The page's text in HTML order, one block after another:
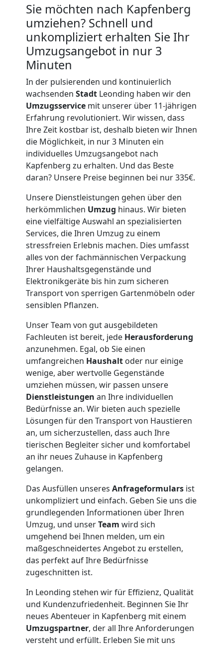
Sie möchten nach Kapfenberg
umziehen? Schnell und
unkompliziert erhalten Sie Ihr
Umzugsangebot in nur 3
Minuten
In der pulsierenden und kontinuierlich
wachsenden Stadt Leonding haben wir den
Umzugsservice mit unserer über 11-jährigen
Erfahrung revolutioniert. Wir wissen, dass
Ihre Zeit kostbar ist, deshalb bieten wir Ihnen
die Möglichkeit, in nur 3 Minuten ein
individuelles Umzugsangebot nach
Kapfenberg zu erhalten. Und das Beste
daran? Unsere Preise beginnen bei nur 335€.
Unsere Dienstleistungen gehen über den
herkömmlichen Umzug hinaus. Wir bieten
eine vielfältige Auswahl an spezialisierten
Services, die Ihren Umzug zu einem
stressfreien Erlebnis machen. Dies umfasst
alles von der fachmännischen Verpackung
Ihrer Haushaltsgegenstände und
Elektronikgeräte bis hin zum sicheren
Transport von sperrigen Gartenmöbeln oder
sensiblen Pflanzen.
Unser Team von gut ausgebildeten
Fachleuten ist bereit, jede Herausforderung
anzunehmen. Egal, ob Sie einen
umfangreichen Haushalt oder nur einige
wenige, aber wertvolle Gegenstände
umziehen müssen, wir passen unsere
Dienstleistungen an Ihre individuellen
Bedürfnisse an. Wir bieten auch spezielle
Lösungen für den Transport von Haustieren
an, um sicherzustellen, dass auch Ihre
tierischen Begleiter sicher und komfortabel
an ihr neues Zuhause in Kapfenberg
gelangen.
Das Ausfüllen unseres Anfrageformulars ist
unkompliziert und einfach. Geben Sie uns die
grundlegenden Informationen über Ihren
Umzug, und unserTeam wird sich
umgehend bei Ihnen melden, um ein
maßgeschneidertes Angebot zu erstellen,
das perfekt auf Ihre Bedürfnisse
zugeschnitten ist.
In Leonding stehen wir für Effizienz, Qualität
und Kundenzufriedenheit. Beginnen Sie Ihr
neues Abenteuer in Kapfenberg mit einem
Umzugspartner, der all Ihre Anforderungen
versteht und erfüllt. Erleben Sie mit uns
Leonding
Qualitäts-
Umzüge
Leonding
Vereinsumzug
Leonding
Anfrage
Möbeltransport
National
Möbeltransport
International
Beiladung
National
Beiladung
International
Internationaler
Umzug
Nationaler
Umzug